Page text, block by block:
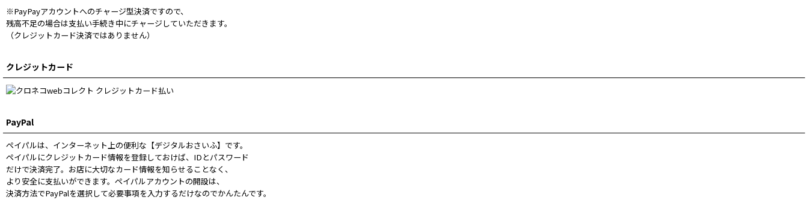
※PayPayアカウントへのチャージ型決済ですので、
残高不足の場合は支払い手続き中にチャージしていただきます。
（クレジットカード決済ではありません）
クレジットカード
PayPal
ペイパルは、インターネット上の便利な【デジタルおさいふ】です。
ペイパルにクレジットカード情報を登録しておけば、IDとパスワード
だけで決済完了。お店に大切なカード情報を知らせることなく、
より安全に支払いができます。ペイパルアカウントの開設は、
決済方法でPayPalを選択して必要事項を入力するだけなのでかんたんです。